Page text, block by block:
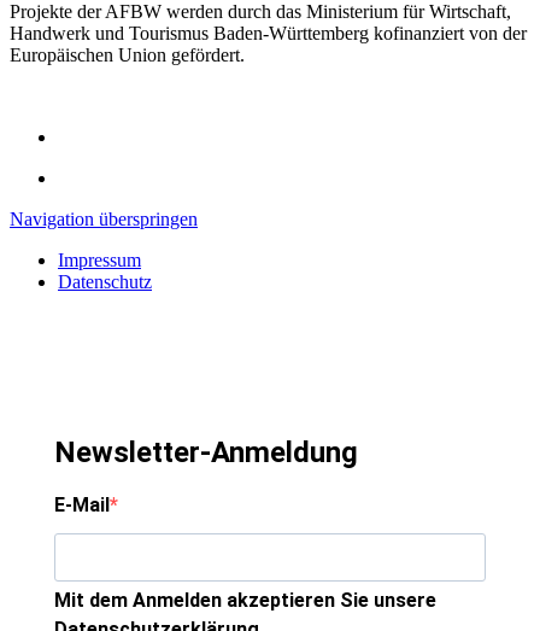
Projekte der AFBW werden durch das Ministerium für Wirtschaft,
Handwerk und Tourismus Baden-Württemberg kofinanziert von der
Europäischen Union gefördert.
Navigation überspringen
Impressum
Datenschutz
Newsletter-Anmeldung
E-Mail
Mit dem Anmelden akzeptieren Sie unsere